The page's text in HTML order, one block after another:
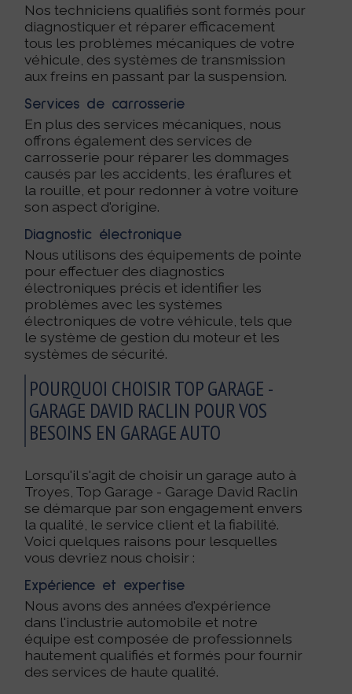
Nos techniciens qualifiés sont formés pour
diagnostiquer et réparer efficacement
tous les problèmes mécaniques de votre
véhicule, des systèmes de transmission
aux freins en passant par la suspension.
Services de carrosserie
En plus des services mécaniques, nous
offrons également des services de
carrosserie pour réparer les dommages
causés par les accidents, les éraflures et
la rouille, et pour redonner à votre voiture
son aspect d'origine.
Diagnostic électronique
Nous utilisons des équipements de pointe
pour effectuer des diagnostics
électroniques précis et identifier les
problèmes avec les systèmes
électroniques de votre véhicule, tels que
le système de gestion du moteur et les
systèmes de sécurité.
POURQUOI CHOISIR TOP GARAGE -
GARAGE DAVID RACLIN POUR VOS
BESOINS EN GARAGE AUTO
Lorsqu'il s'agit de choisir un garage auto à
Troyes, Top Garage - Garage David Raclin
se démarque par son engagement envers
la qualité, le service client et la fiabilité.
Voici quelques raisons pour lesquelles
vous devriez nous choisir :
Expérience et expertise
Nous avons des années d'expérience
dans l'industrie automobile et notre
équipe est composée de professionnels
hautement qualifiés et formés pour fournir
des services de haute qualité.